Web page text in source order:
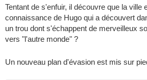
Tentant de s'enfuir, il découvre que la ville
connaissance de Hugo qui a découvert
un trou dont s'échappent de merveilleux
vers "l'autre monde" ?
Un nouveau plan d'évasion est mis sur